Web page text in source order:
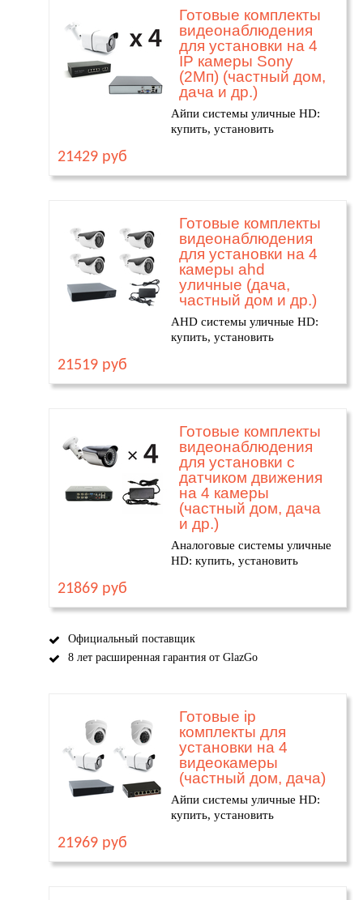
Готовые комплекты
видеонаблюдения
для установки на 4
IP камеры Sony
(2Мп) (частный дом,
дача и др.)
Айпи системы уличные HD:
купить, установить
21429 руб
Готовые комплекты
видеонаблюдения
для установки на 4
камеры ahd
уличные (дача,
частный дом и др.)
AHD системы уличные HD:
купить, установить
21519 руб
Готовые комплекты
видеонаблюдения
для установки с
датчиком движения
на 4 камеры
(частный дом, дача
и др.)
Аналоговые системы уличные
HD: купить, установить
21869 руб
Официальный поставщик
8 лет расширенная гарантия от GlazGo
Готовые ip
комплекты для
установки на 4
видеокамеры
(частный дом, дача)
Айпи системы уличные HD:
купить, установить
21969 руб